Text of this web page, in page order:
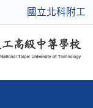
國立北科附工